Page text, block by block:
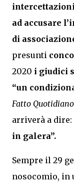
ad accusare
di
presunti
2020 i giudici
“un
Fatto Quotidiano
arriverà a dire:
in galera”.
Sempre il 29
nosocomio, in